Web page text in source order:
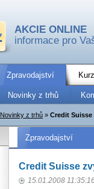
AKCIE ONLINE
informace pro
Zpravodajství
Novinky z trhů
Novinky z trhů » Credit
Zpravodajství
Credit Suisse
15.01.2008